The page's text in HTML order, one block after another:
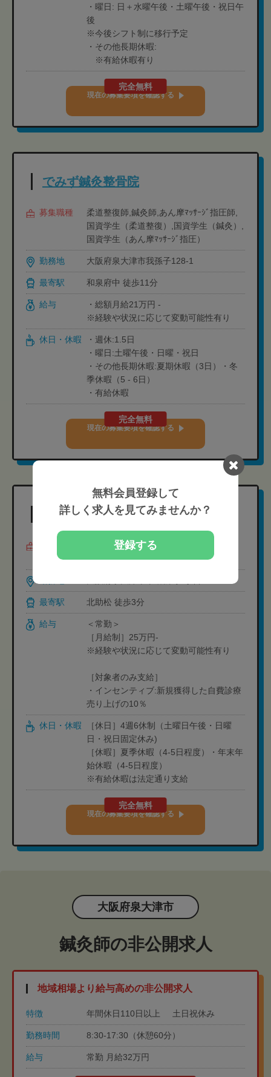
・曜日: 日＋水曜午後・土曜午後・祝日午
後
※今後シフト制に移行予定
・その他長期休暇:
※有給休暇有り
完全無料
現在の募集要項を確認する
でみず鍼灸整骨院
募集職種
柔道整復師,鍼灸師,あん摩ﾏｯｻｰｼﾞ指圧師,
国資学生（柔道整復）,国資学生（鍼灸）,
国資学生（あん摩ﾏｯｻｰｼﾞ指圧）
勤務地 大阪府泉大津市我孫子128-1
最寄駅 和泉府中 徒歩11分
給与
・総額月給21万円 -
※経験や状況に応じて変動可能性有り
休日・休暇
・週休:1.5日
・曜日:土曜午後・日曜・祝日
・その他長期休暇:夏期休暇（3日）・冬
季休暇（5 - 6日）
・有給休暇
完全無料
現在の募集要項を確認する
森岡鍼灸整骨院
柔道整復師,鍼灸師,国資学生（柔道整
復）,国資学生（鍼灸）
最寄駅 北助松 徒歩3分
給与
＜常勤＞
［月給制］25万円-
※経験や状況に応じて変動可能性有り
［対象者のみ支給］
・インセンティブ:新規獲得した自費診療
売り上げの10％
休日・休暇
［休日］4週6休制（土曜日午後・日曜
日・祝日固定休み)
［休暇］夏季休暇（4-5日程度）・年末年
始休暇（4-5日程度）
※有給休暇は法定通り支給
完全無料
現在の募集要項を確認する
大阪府泉大津市
鍼灸師の非公開求人
地域相場より給与高めの非公開求人
特徴 年間休日110日以上 土日祝休み
勤務時間 8:30-17:30（休憩60分）
給与 常勤 月給32万円
無料会員登録して
詳しく求人を見てみませんか？
登録する